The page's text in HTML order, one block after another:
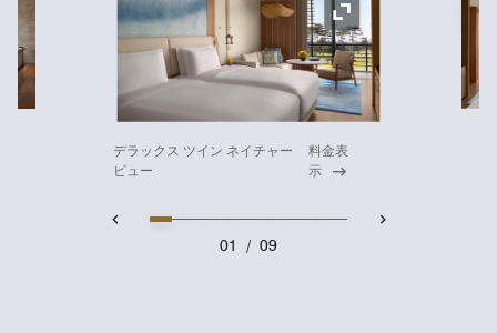
アイコンの拡大
デラックス ツイン ネイチャー
ビュー
料金表
示
01 / 09